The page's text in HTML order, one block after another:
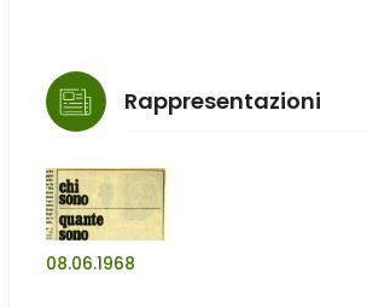
Rappresentazioni
08.06.1968